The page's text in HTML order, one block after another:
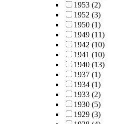
1953 (2)
1952 (3)
1950 (1)
1949 (11)
1942 (10)
1941 (10)
1940 (13)
1937 (1)
1934 (1)
1933 (2)
1930 (5)
1929 (3)